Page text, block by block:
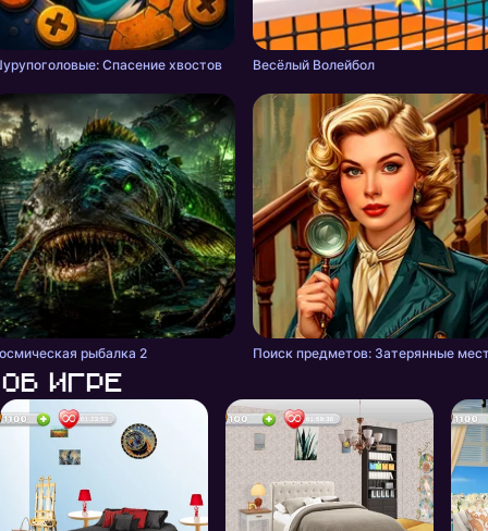
Спасение хвостов Весёлый Волейбол
рыбалка 2 Поиск предметов: Затерянные
Об игре